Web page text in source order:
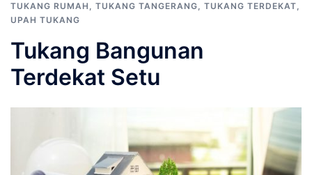
TUKANG RUMAH , TUKANG TANGERANG, TUKANG TERDEKAT,
UPAH TUKANG
Tukang Bangunan
Terdekat Setu